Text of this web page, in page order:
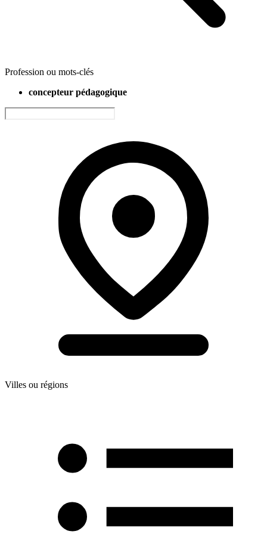
Profession ou mots-clés
concepteur pédagogique
Villes ou régions